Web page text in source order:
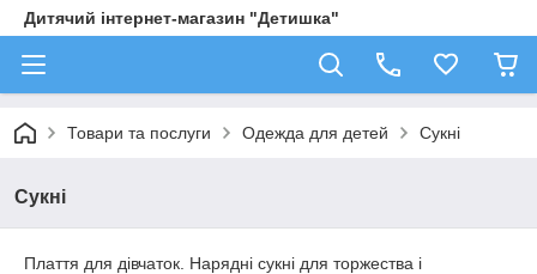
Дитячий інтернет-магазин "Детишка"
Товари та послуги Одежда для детей Сукні
Сукні
Плаття для дівчаток. Нарядні сукні для торжества і